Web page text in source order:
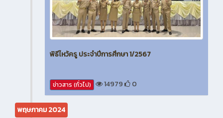
พิธีไหว้ครู ประจำปีการศึกษา 1/2567
ข่าวสาร (ทั่วไป) 14979 0
พฤษภาคม 2024